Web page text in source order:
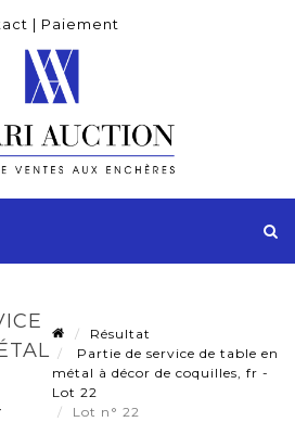
| Paiement
Résultat
Partie de service de table en
métal à décor de coquilles, fr -
Lot 22
Lot n° 22